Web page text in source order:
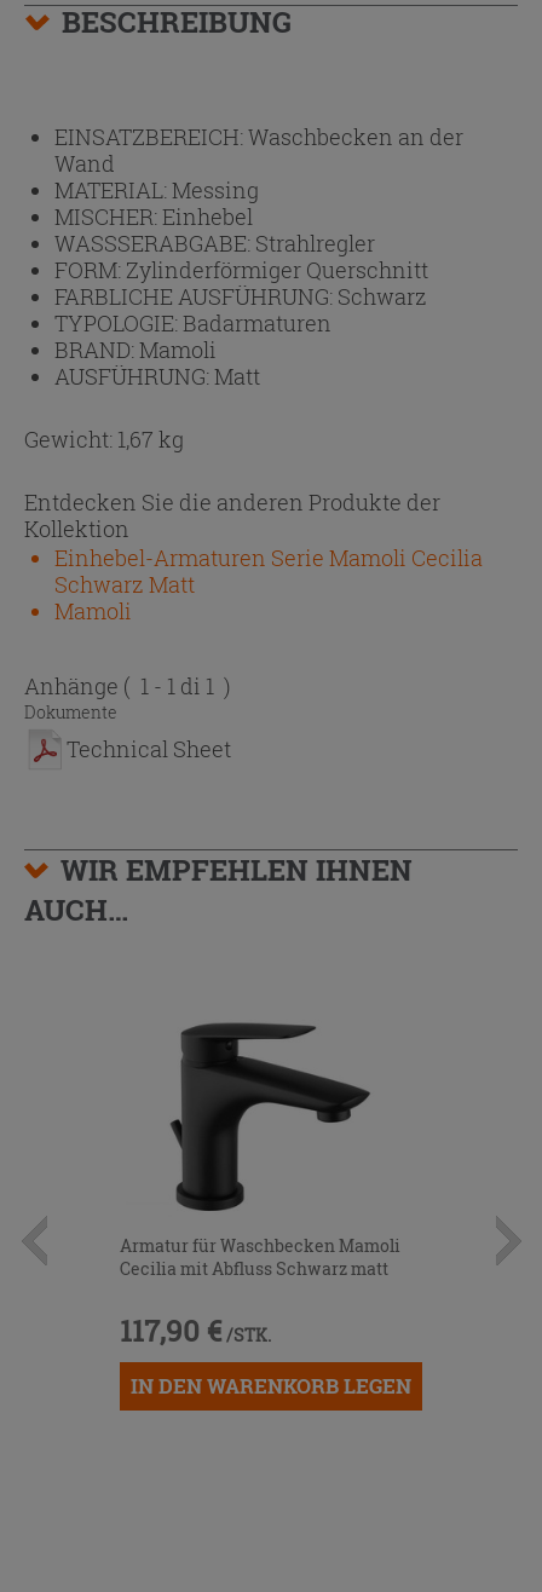
BESCHREIBUNG
EINSATZBEREICH:Waschbecken an der
Wand
MATERIAL:Messing
MISCHER:Einhebel
WASSSERABGABE: Strahlregler
FORM: Zylinderförmiger Querschnitt
FARBLICHE AUSFÜHRUNG: Schwarz
TYPOLOGIE:Badarmaturen
BRAND:Mamoli
AUSFÜHRUNG:Matt
Gewicht: 1,67 kg
Entdecken Sie die anderen Produkte der
Kollektion
Einhebel-Armaturen Serie Mamoli Cecilia
Schwarz Matt
Mamoli
Anhänge ( 1 - 1 di 1 )
Dokumente
Technical Sheet
WIR EMPFEHLEN IHNEN
AUCH…
Armatur für Waschbecken Mamoli
Cecilia mit Abfluss Schwarz matt
117,90 € /STK.
IN DEN WARENKORB LEGEN